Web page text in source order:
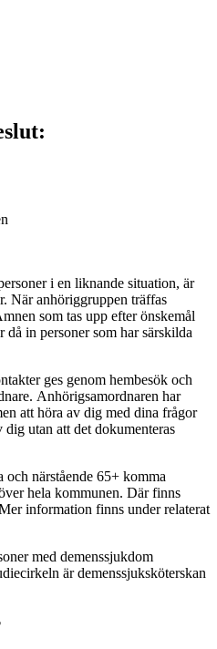
i en liknande situation, är
När anhöriggruppen träffas
som tas upp efter önskemål
in personer som har särskilda
ges genom hembesök och
Anhörigsamordnaren har
att höra av dig med dina frågor
utan att det dokumenteras
och närstående 65+ komma
hela kommunen. Där finns
information finns under relaterat
med demenssjukdom
är demenssjuksköterskan